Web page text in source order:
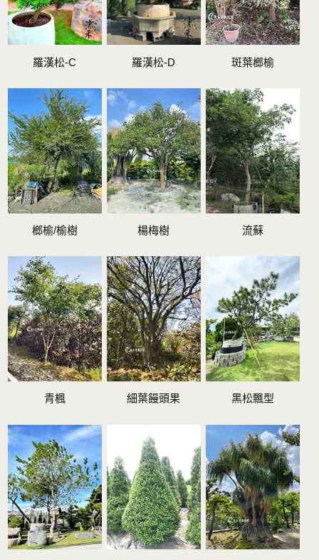
羅漢松-C 羅漢松-D 斑葉榔榆
榔榆/榆樹 楊梅樹 流蘇
青楓 細葉饅頭果 黑松飄型